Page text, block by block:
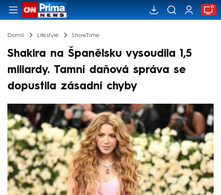
Domů Lifestyle ShowTime
Shakira na Španělsku vysoudila 1,5
miliardy. Tamní daňová správa se
dopustila zásadní chyby